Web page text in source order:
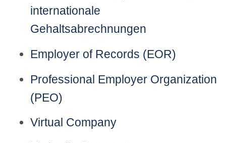
internationale
Gehaltsabrechnungen
Employer of Records (EOR)
Professional Employer Organization
(PEO)
Virtual Company